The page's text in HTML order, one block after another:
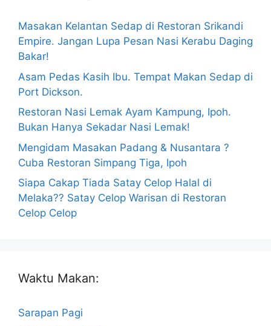
Masakan Kelantan Sedap di Restoran Srikandi
Empire. Jangan Lupa Pesan Nasi Kerabu Daging
Bakar!
Asam Pedas Kasih Ibu. Tempat Makan Sedap di
Port Dickson.
Restoran Nasi Lemak Ayam Kampung, Ipoh.
Bukan Hanya Sekadar Nasi Lemak!
Mengidam Masakan Padang & Nusantara ?
Cuba Restoran Simpang Tiga, Ipoh
Siapa Cakap Tiada Satay Celop Halal di
Melaka?? Satay Celop Warisan di Restoran
Celop Celop
Waktu Makan:
Sarapan Pagi